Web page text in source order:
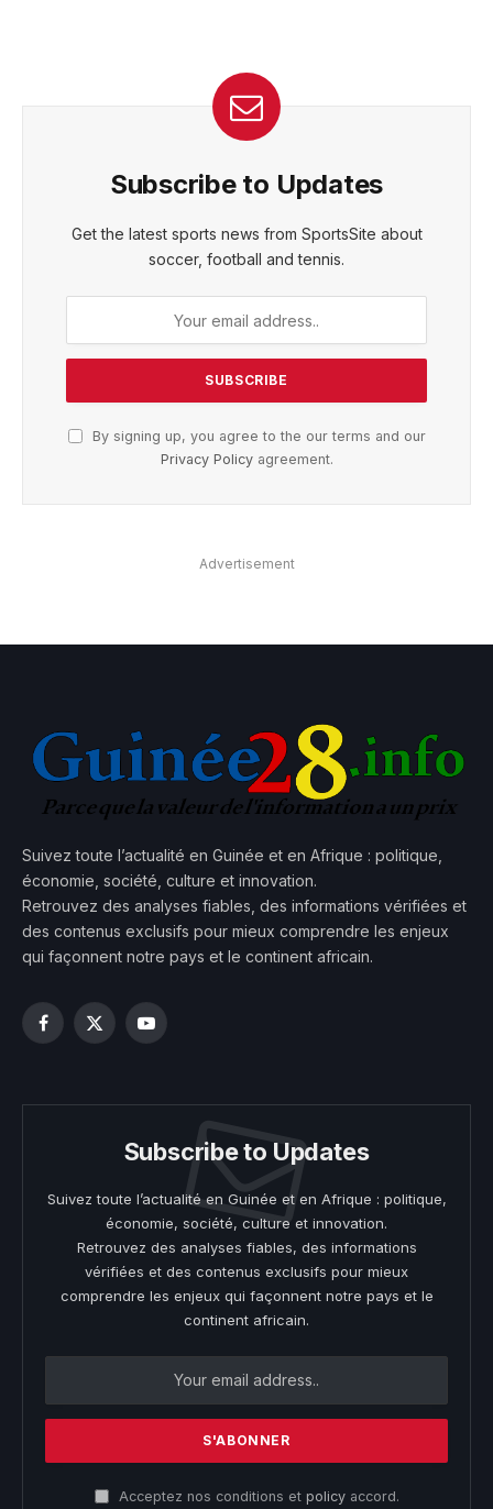
Subscribe to Updates
Get the latest sports news from SportsSite about
soccer, football and tennis.
By signing up, you agree to the our terms and our
Privacy Policyagreement.
Advertisement
Suivez toute l’actualité en Guinée et en Afrique : politique,
économie, société, culture et innovation.
Retrouvez des analyses fiables, des informations vérifiées et
des contenus exclusifs pour mieux comprendre les enjeux
qui façonnent notre pays et le continent africain.
Facebook
X
YouTube
Subscribe to Updates
Suivez toute l’actualité en Guinée et en Afrique : politique,
économie, société, culture et innovation.
Retrouvez des analyses fiables, des informations
vérifiées et des contenus exclusifs pour mieux
comprendre les enjeux qui façonnent notre pays et le
continent africain.
Acceptez nos conditions et policyaccord.